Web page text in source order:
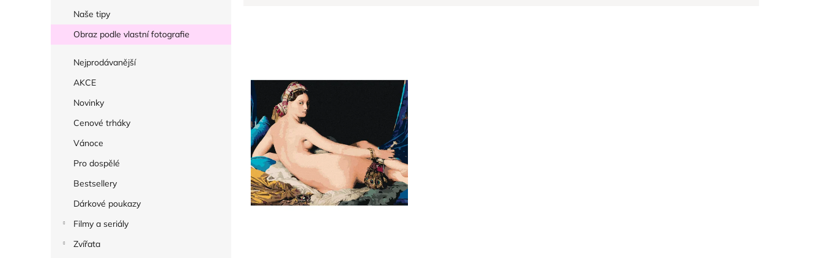
Naše tipy
Obraz podle vlastní fotografie
Nejprodávanější
AKCE
Novinky
Cenové trháky
Vánoce
Pro dospělé
Bestsellery
Dárkové poukazy
Filmy a seriály
Zvířata